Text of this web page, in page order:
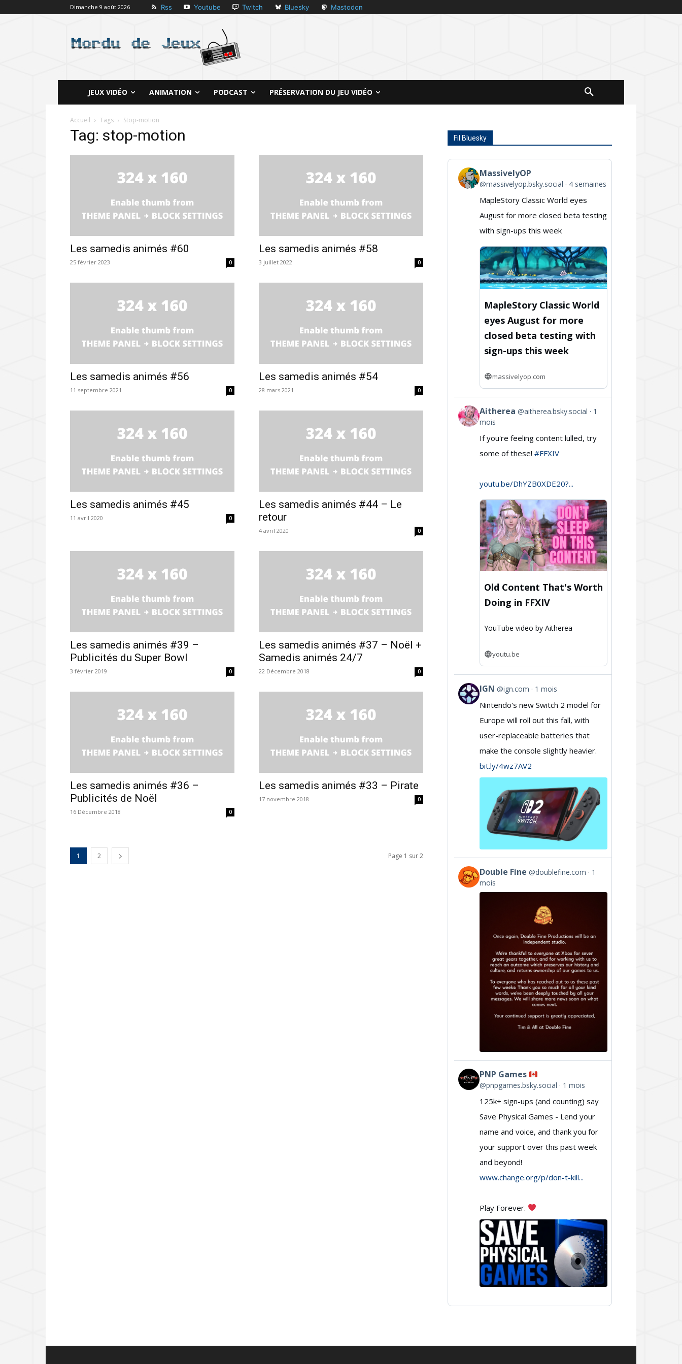
Dimanche 9 août 2026 Rss Youtube Twitch Bluesky Mastodon
JEUX VIDÉO ANIMATION PODCAST PRÉSERVATION DU JEU VIDÉO
Accueil Tags Stop-motion
Tag: stop-motion
Les samedis animés #60
25 février 2023 0
Les samedis animés #58
3 juillet 2022 0
Les samedis animés #56
11 septembre 2021 0
Les samedis animés #54
28 mars 2021 0
Les samedis animés #45
11 avril 2020 0
Les samedis animés #44 – Le
retour
4 avril 2020 0
Les samedis animés #39 –
Publicités du Super Bowl
3 février 2019 0
Les samedis animés #37 – Noël +
Samedis animés 24/7
22 Décembre 2018 0
Les samedis animés #36 –
Publicités de Noël
16 Décembre 2018 0
Les samedis animés #33 – Pirate
17 novembre 2018 0
1 2 Page 1 sur 2
Fil Bluesky
View
post
MassivelyOP
Bluesky
MassivelyOP
@massivelyop.bsky.social 4 semaines
MapleStory Classic World eyes
August for more closed beta testing
with sign-ups this week
MapleStory Classic World
eyes August for more
closed beta testing with
sign-ups this week
massivelyop.com
View
post
Aitherea
Bluesky
Aitherea @aitherea.bsky.social
1
mois
If you're feeling content lulled, try
some of these! #FFXIV
youtu.be/DhYZB0XDE20?...
Old Content That's Worth
Doing in FFXIV
YouTube video by Aitherea
youtu.be
View
post
Bluesky
IGN @ign.com 1 mois
Nintendo's new Switch 2 model for
Europe will roll out this fall, with
user-replaceable batteries that
make the console slightly heavier.
bit.ly/4wz7AV2
View
post
Double Fine @doublefine.com
1
mois
View
post
Games
Bluesky
PNP Games
@pnpgames.bsky.social 1 mois
125k+ sign-ups (and counting) say
Save Physical Games - Lend your
name and voice, and thank you for
your support over this past week
and beyond!
www.change.org/p/don-t-kill...
Play Forever.